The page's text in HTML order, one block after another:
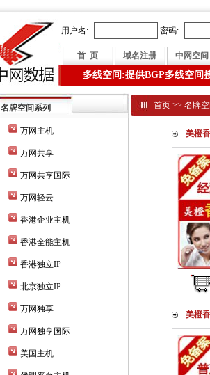
用户名: 密码:
首 页 域名注册 中网空间
多线空间:提供BGP多线空间
名牌空间系列
万网主机
万网共享
万网共享国际
万网轻云
香港企业主机
香港全能主机
香港独立IP
北京独立IP
万网独享
万网独享国际
美国主机
首页>> 名牌
美橙
美橙